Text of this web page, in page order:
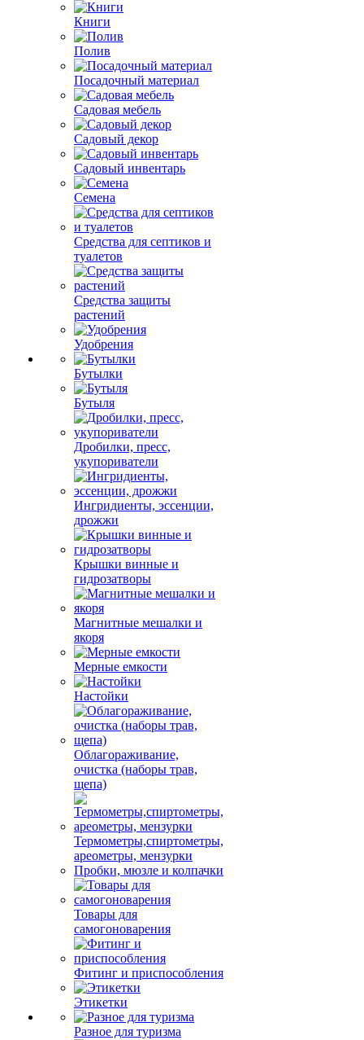
Книги
Полив
Посадочный материал
Садовая мебель
Садовый декор
Садовый инвентарь
Семена
Средства для септиков и
туалетов
Средства защиты
растений
Удобрения
Бутылки
Бутыля
Дробилки, пресс,
укупориватели
Ингридиенты, эссенции,
дрожжи
Крышки винные и
гидрозатворы
Магнитные мешалки и
якоря
Мерные емкости
Настойки
Облагораживание,
очистка (наборы трав,
щепа)
Термометры,спиртометры,
ареометры, мензурки
Пробки, мюзле и колпачки
Товары для
самогоноварения
Фитинг и приспособления
Этикетки
Разное для туризма